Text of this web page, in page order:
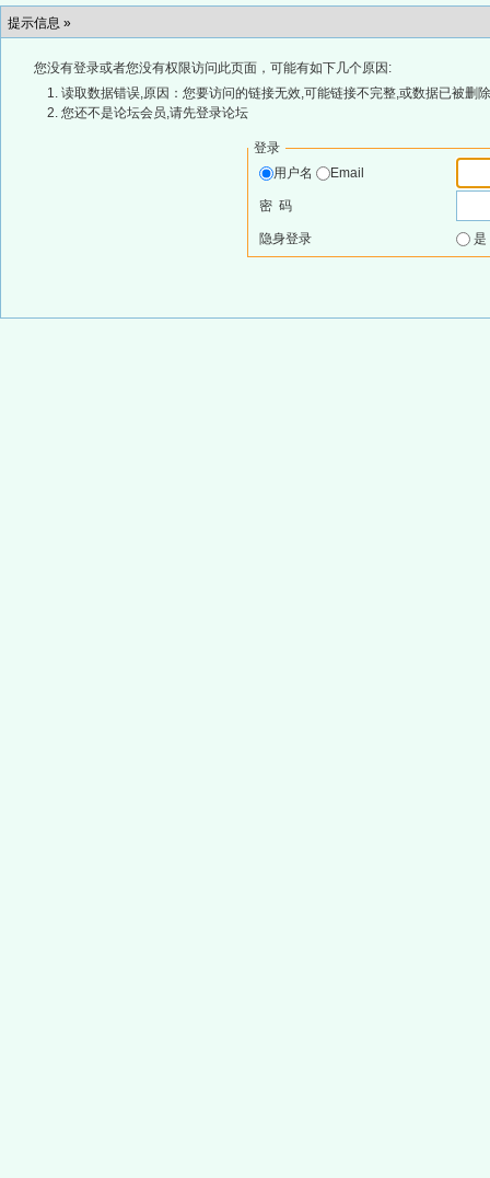
提示信息 »
您没有登录或者您没有权限访问此页面，可能有如下几个原因:
读取数据错误,原因：您要访问的链接无效,可能链接不完整,或数据已被删
您还不是论坛会员,请先登录论坛
登录
用户名
Email
密 码
隐身登录